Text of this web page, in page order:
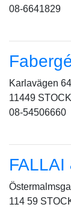
08-6641829
Karlavägen 64
11449
08-54506660
FALLAI
114 59